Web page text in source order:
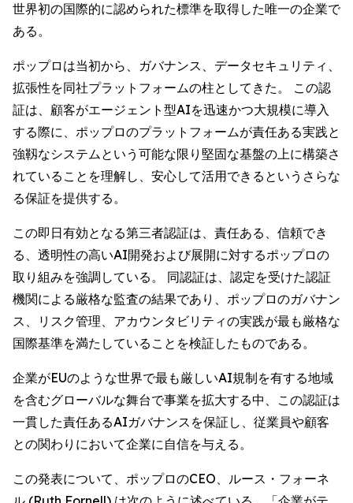
世界初の国際的に認められた標準を取得した唯一の企業で
ある。
ポップロは当初から、ガバナンス、データセキュリティ、
拡張性を同社プラットフォームの柱としてきた。 この認
証は、顧客がエージェント型AIを迅速かつ大規模に導入
する際に、ポップロのプラットフォームが責任ある実践と
強靱なシステムという可能な限り堅固な基盤の上に構築さ
れていることを理解し、安心して活用できるというさらな
る保証を提供する。
この即日有効となる第三者認証は、責任ある、信頼でき
る、透明性の高いAI開発および展開に対するポップロの
取り組みを強調している。 同認証は、認定を受けた認証
機関による厳格な監査の結果であり、ポップロのガバナン
ス、リスク管理、アカウンタビリティの実践が最も厳格な
国際基準を満たしていることを検証したものである。
企業がEUのような世界で最も厳しいAI規制を有する地域
を含むグローバルな舞台で事業を拡大する中、この認証は
一貫した責任あるAIガバナンスを保証し、従業員や顧客
との関わりにおいて企業に自信を与える。
この発表について、ポップロのCEO、ルース・フォーネ